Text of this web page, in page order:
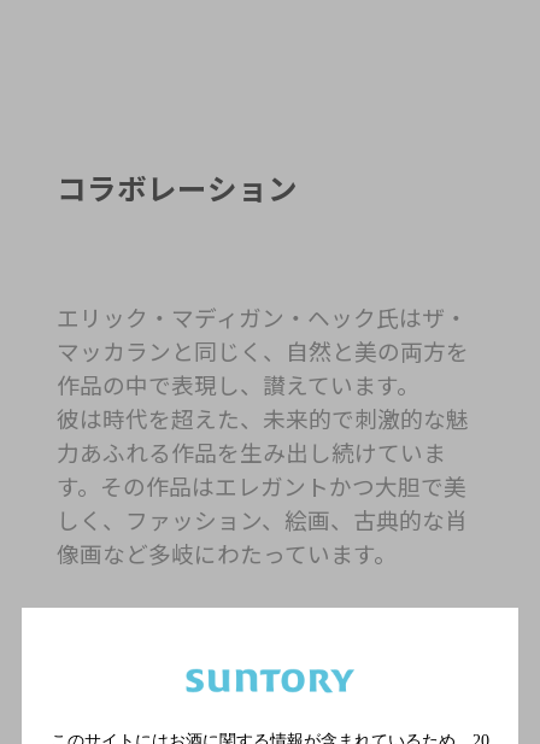
コラボレーション
エリック・マディガン・ヘック氏はザ・
マッカランと同じく、自然と美の両方を
作品の中で表現し、讃えています。
彼は時代を超えた、未来的で刺激的な魅
力あふれる作品を生み出し続けていま
す。その作品はエレガントかつ大胆で美
しく、ファッション、絵画、古典的な肖
像画など多岐にわたっています。
このサイトにはお酒に関する情報が含まれているため、 20